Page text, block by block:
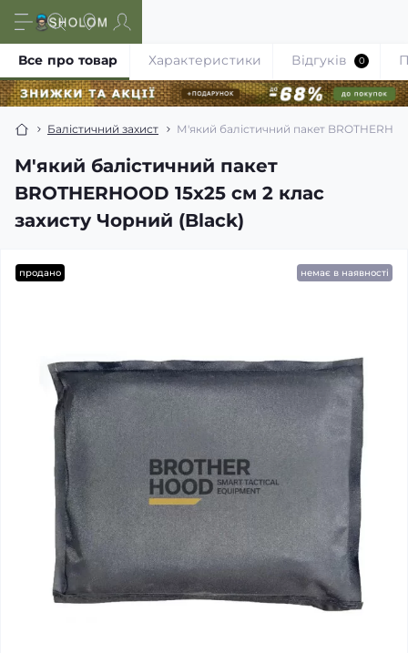
Балістичний захист М'який балістичний пакет
М'який балістичний пакет
BROTHERHOOD 15x25 см 2 клас
захисту Чорний (Black)
Все про товар Характеристики Відгуків 0
продано немає в наявності